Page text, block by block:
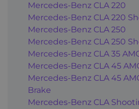
Mercedes-Benz CLA 220
Mercedes-Benz CLA 220
Mercedes-Benz CLA 250
Mercedes-Benz CLA 250
Mercedes-Benz CLA 35
Mercedes-Benz CLA 45
Mercedes-Benz CLA 45
Brake
Mercedes-Benz CLA